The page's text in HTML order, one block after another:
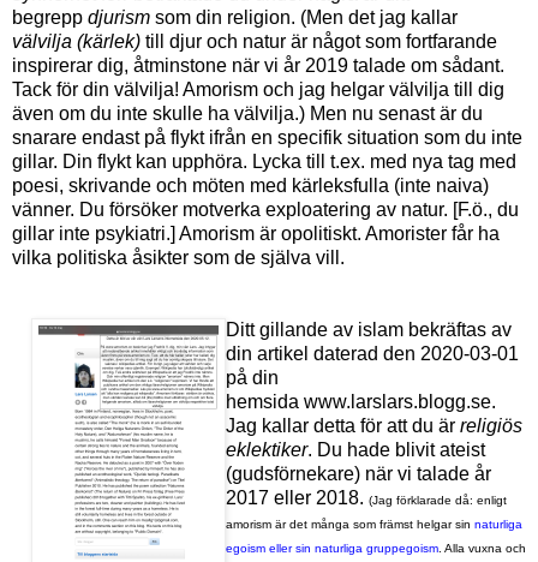
begrepp djurism som din religion. (Men det jag kallar
välvilja (kärlek) till djur och natur är något som fortfarande
inspirerar dig, åtminstone när vi år 2019 talade om sådant.
Tack för din välvilja! Amorism och jag helgar välvilja till dig
även om du inte skulle ha välvilja.) Men nu senast är du
snarare endast på flykt ifrån en specifik situation som du inte
gillar. Din flykt kan upphöra. Lycka till t.ex. med nya tag med
poesi, skrivande och möten med kärleksfulla (inte naiva)
vänner. Du försöker motverka exploatering av natur. [F.ö., du
gillar inte psykiatri.] Amorism är opolitiskt. Amorister får ha
vilka politiska åsikter som de själva vill.
Ditt gillande av islam bekräftas av
din artikel daterad den 2020-03-01
på din
hemsida www.larslars.blogg.se.
Jag kallar detta för att du är religiös
eklektiker. Du hade blivit ateist
(gudsförnekare) när vi talade år
2017 eller 2018. (Jag förklarade då: enligt
amorism är det många som främst helgar sin naturliga
egoism eller sin naturliga gruppegoism. Alla vuxna och